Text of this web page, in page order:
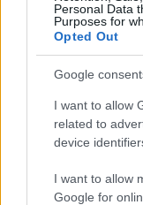
Personal Data
Purposes for
Opted Out
Google
I want to allow
related to
device
I want to allow
Google for
Borbély Szilárd
családnak, a
kellemes, hogy
függetlenül az
beszélnünk
színdarab
drámakötetben,
évében
előadást kellene